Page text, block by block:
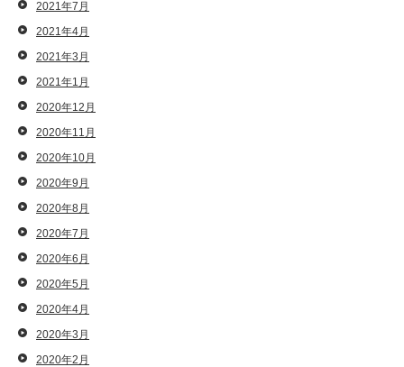
2021年7月
2021年4月
2021年3月
2021年1月
2020年12月
2020年11月
2020年10月
2020年9月
2020年8月
2020年7月
2020年6月
2020年5月
2020年4月
2020年3月
2020年2月